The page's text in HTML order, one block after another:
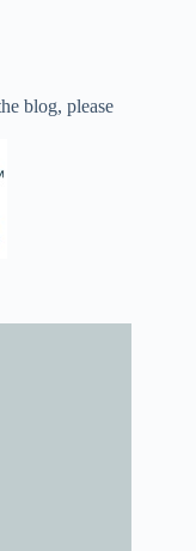
blog, please